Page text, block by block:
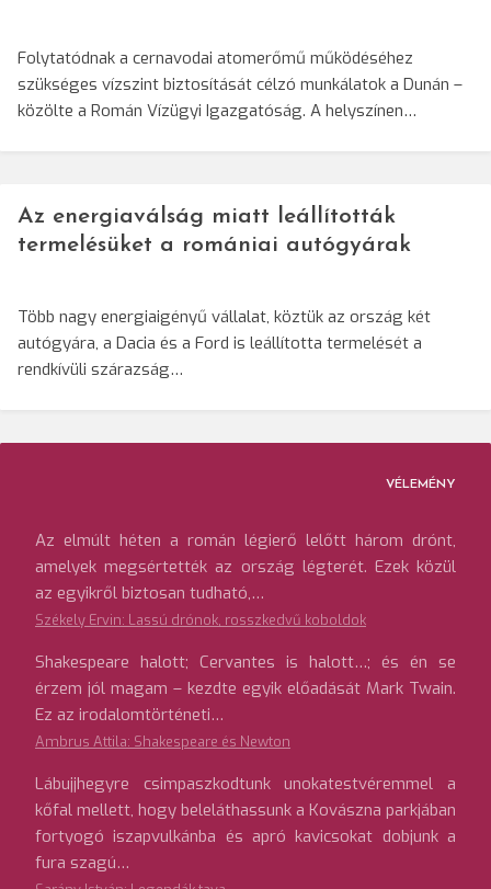
Folytatódnak a cernavodai atomerőmű működéséhez
szükséges vízszint biztosítását célzó munkálatok a Dunán –
közölte a Román Vízügyi Igazgatóság. A helyszínen…
Az energiaválság miatt leállították
termelésüket a romániai autógyárak
Több nagy energiaigényű vállalat, köztük az ország két
autógyára, a Dacia és a Ford is leállította termelését a
rendkívüli szárazság…
VÉLEMÉNY
Az elmúlt héten a román légierő lelőtt három drónt,
amelyek megsértették az ország légterét. Ezek közül
az egyikről biztosan tudható,…
Székely Ervin: Lassú drónok, rosszkedvű koboldok
Shakespeare halott; Cervantes is halott…; és én se
érzem jól magam – kezdte egyik előadását Mark Twain.
Ez az irodalomtörténeti…
Ambrus Attila: Shakespeare és Newton
Lábujjhegyre csimpaszkodtunk unokatestvéremmel a
kőfal mellett, hogy beleláthassunk a Kovászna parkjában
fortyogó iszapvulkánba és apró kavicsokat dobjunk a
fura szagú…